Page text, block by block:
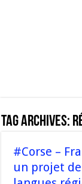
Tag Archives:
#Corse –
un projet